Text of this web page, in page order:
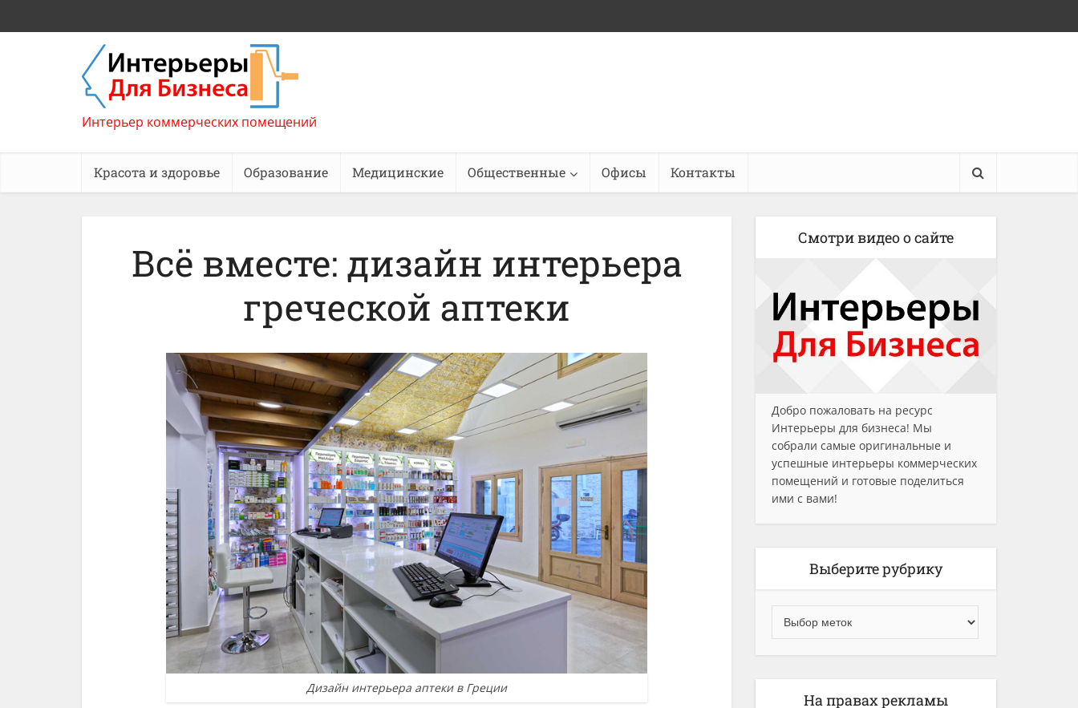
Интерьер коммерческих помещений
Красота и здоровье Образование Медицинские Общественные Офисы Контакты
Всё вместе: дизайн интерьера
греческой аптеки
Дизайн интерьера аптеки в Греции
Смотри видео о сайте
Добро пожаловать на ресурс
Интерьеры для бизнеса! Мы
собрали самые оригинальные и
успешные интерьеры коммерческих
помещений и готовые поделиться
ими с вами!
Выберите рубрику
На правах рекламы